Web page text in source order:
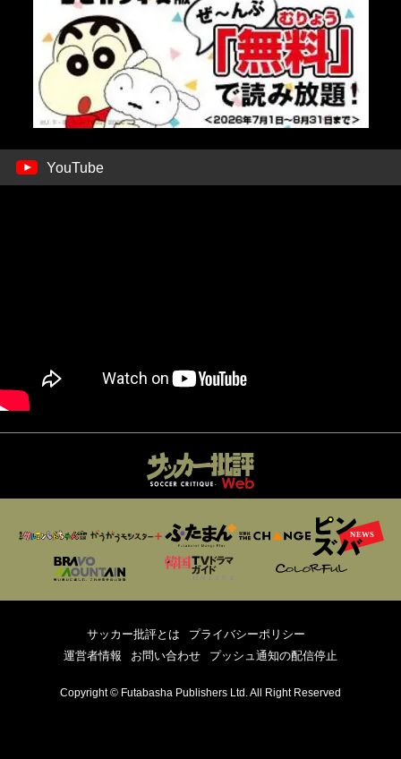
YouTube
サッカー批評とは
プライバシーポリシー
運営者情報
お問い合わせ プッシュ通知の配信停止
Copyright © Futabasha Publishers Ltd. All Right Reserved